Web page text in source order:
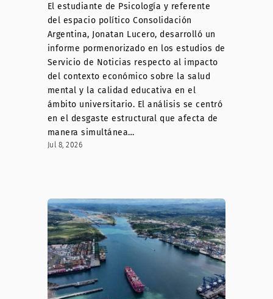
El estudiante de Psicología y referente
del espacio político Consolidación
Argentina, Jonatan Lucero, desarrolló un
informe pormenorizado en los estudios de
Servicio de Noticias respecto al impacto
del contexto económico sobre la salud
mental y la calidad educativa en el
ámbito universitario. El análisis se centró
en el desgaste estructural que afecta de
manera simultánea…
Jul 8, 2026